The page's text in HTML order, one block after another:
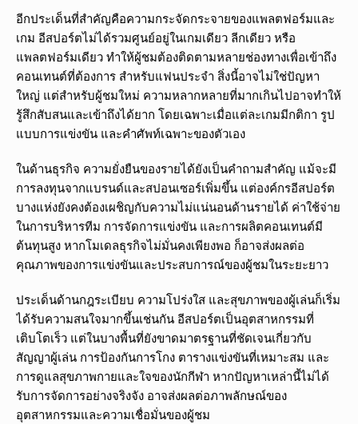
อีกประเด็นที่สำคัญคือความกระจัดกระจายของแพลตฟอร์มและ
เกม อีสปอร์ตไม่ได้รวมศูนย์อยู่ในเกมเดียว ลีกเดียว หรือ
แพลตฟอร์มเดียว ทำให้ผู้ชมต้องติดตามหลายช่องทางเพื่อเข้าถึง
คอนเทนต์ที่ต้องการ สำหรับแฟนประจำ สิ่งนี้อาจไม่ใช่ปัญหา
ใหญ่ แต่สำหรับผู้ชมใหม่ ความหลากหลายที่มากเกินไปอาจทำให้
รู้สึกสับสนและเข้าถึงได้ยาก โดยเฉพาะเมื่อแต่ละเกมมีกติกา รูป
แบบการแข่งขัน และคำศัพท์เฉพาะของตัวเอง
ในด้านธุรกิจ ความยั่งยืนของรายได้ยังเป็นคำถามสำคัญ แม้จะมี
การลงทุนจากแบรนด์และสปอนเซอร์เพิ่มขึ้น แต่องค์กรอีสปอร์ต
บางแห่งยังคงต้องเผชิญกับความไม่แน่นอนด้านรายได้ ค่าใช้จ่าย
ในการบริหารทีม การจัดการแข่งขัน และการผลิตคอนเทนต์มี
ต้นทุนสูง หากโมเดลธุรกิจไม่มั่นคงเพียงพอ ก็อาจส่งผลต่อ
คุณภาพของการแข่งขันและประสบการณ์ของผู้ชมในระยะยาว
ประเด็นด้านกฎระเบียบ ความโปร่งใส และสุขภาพของผู้เล่นก็เริ่ม
ได้รับความสนใจมากขึ้นเช่นกัน อีสปอร์ตเป็นอุตสาหกรรมที่
เติบโตเร็ว แต่ในบางพื้นที่ยังขาดมาตรฐานที่ชัดเจนเกี่ยวกับ
สัญญาผู้เล่น การป้องกันการโกง ตารางแข่งขันที่เหมาะสม และ
การดูแลสุขภาพกายและใจของนักกีฬา หากปัญหาเหล่านี้ไม่ได้
รับการจัดการอย่างจริงจัง อาจส่งผลต่อภาพลักษณ์ของ
อุตสาหกรรมและความเชื่อมั่นของผู้ชม